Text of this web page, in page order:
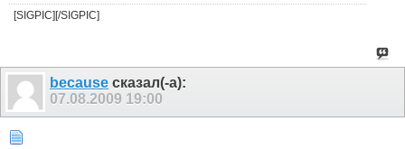
[SIGPIC][/SIGPIC]
because сказал(-а):
07.08.2009 19:00